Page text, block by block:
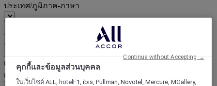
ประเทศ/ภูมิภาค-ภาษา
เลือกสกุลเงินด้านล่าง
เขตภูมิศาสตร์
คุกกี้และข้อมูลส่วนบุคคล
ในเว็บไซต์ ALL, hotelF1, ibis, Pullman, Novotel, Mercure, MGallery,
Continue without Accepting →